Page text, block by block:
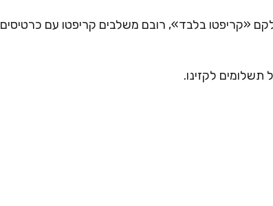
«קריפטו בלבד», רובם משלבים קריפטו עם כרטיסים
לקזינו.